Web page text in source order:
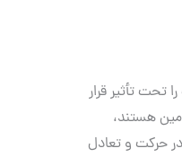
تأثیر قرار
هستند،
حرکت و تعادل